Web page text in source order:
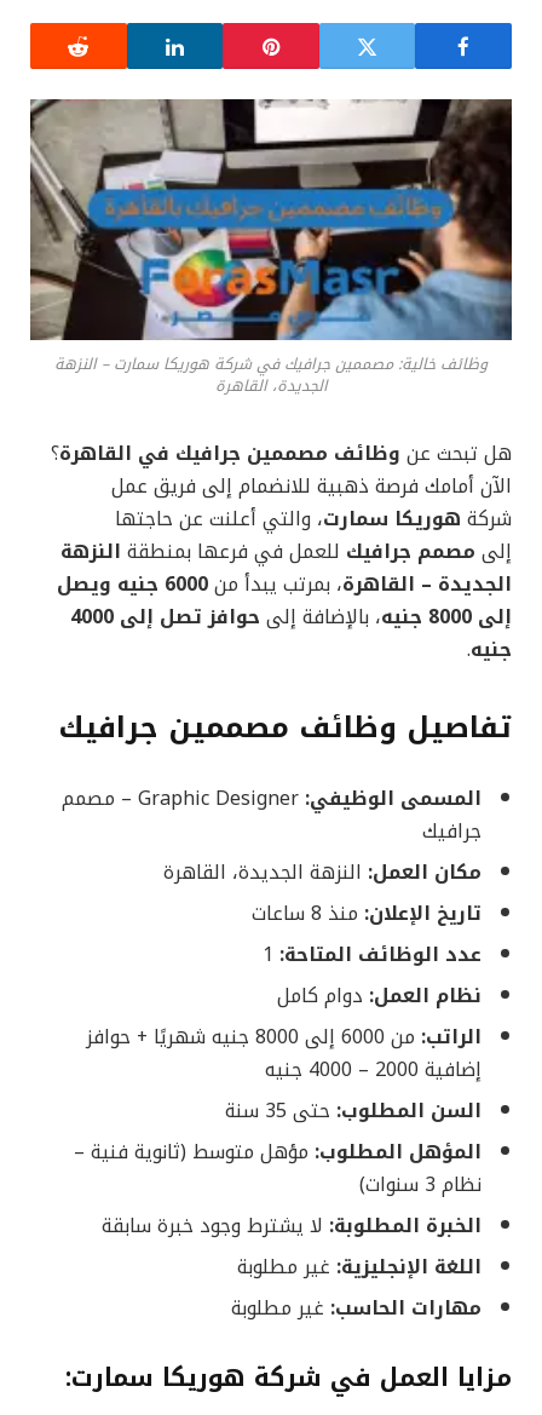
وظائف خالية: مصممين جرافيك في شركة هوريكا سمارت – النزهة
الجديدة، القاهرة
هل تبحث عن وظائف مصممين جرافيك في القاهرة؟
الآن أمامك فرصة ذهبية للانضمام إلى فريق عمل
شركة هوريكا سمارت، والتي أعلنت عن حاجتها
إلى مصمم جرافيك للعمل في فرعها بمنطقة النزهة
الجديدة – القاهرة، بمرتب يبدأ من
6000 جنيه ويصل
إلى 8000 جنيه
، بالإضافة إلى
حوافز تصل إلى 4000
جنيه.
تفاصيل وظائف مصممين جرافيك
المسمى الوظيفي:
Graphic Designer – مصمم
جرافيك
مكان العمل: النزهة الجديدة، القاهرة
تاريخ الإعلان: منذ 8 ساعات
عدد الوظائف المتاحة:
نظام العمل: دوام كامل
الراتب:
من 6000 إلى 8000 جنيه شهريًا + حوافز
إضافية 2000 – 4000 جنيه
السن المطلوب: حتى 35 سنة
المؤهل المطلوب: مؤهل متوسط (ثانوية فنية –
نظام 3 سنوات)
الخبرة المطلوبة: لا يشترط وجود خبرة سابقة
اللغة الإنجليزية: غير مطلوبة
مهارات الحاسب: غير مطلوبة
مزايا العمل في شركة هوريكا سمارت: